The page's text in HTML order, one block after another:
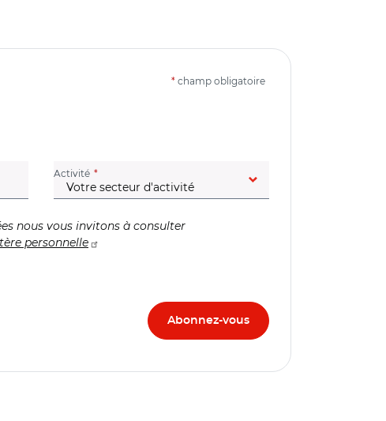
* champ obligatoire
Activité (champ obligatoire)
nous vous invitons à consulter
personnelle